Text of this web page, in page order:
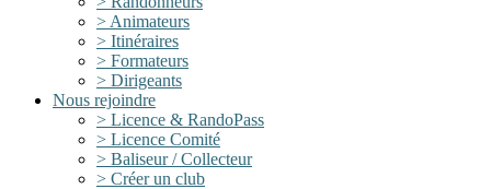
> Animateurs
> Itinéraires
> Formateurs
> Dirigeants
Nous rejoindre
> Licence & RandoPass
> Licence Comité
> Baliseur / Collecteur
> Créer un club